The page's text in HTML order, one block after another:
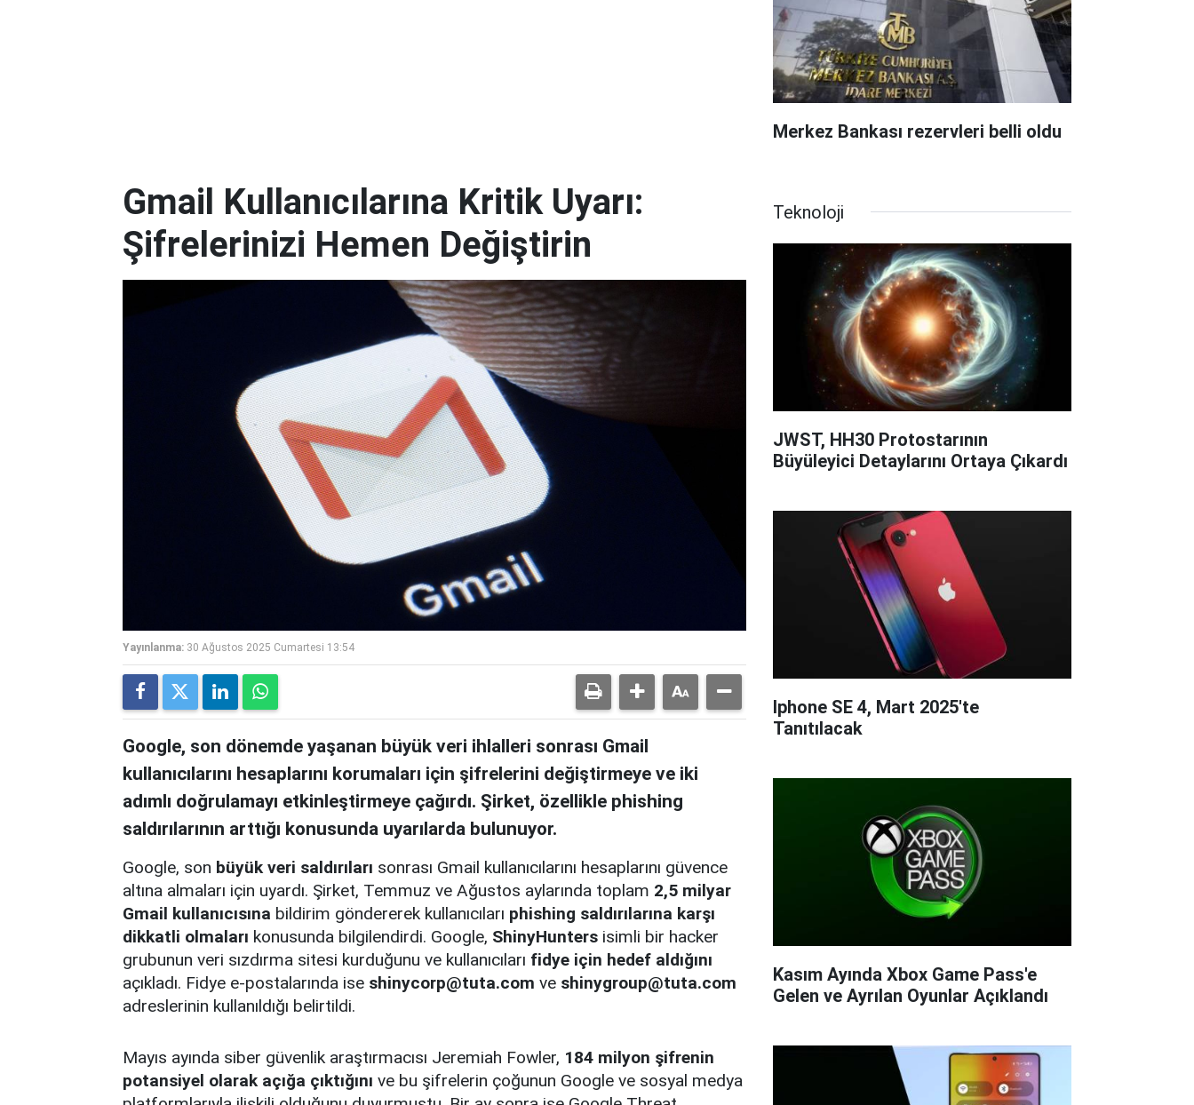
Merkez Bankası rezervleri belli oldu
Gmail Kullanıcılarına Kritik Uyarı:
Şifrelerinizi Hemen Değiştirin
Yayınlanma: 30 Ağustos 2025 Cumartesi 13:54
Google, son dönemde yaşanan büyük veri ihlalleri sonrası Gmail
kullanıcılarını hesaplarını korumaları için şifrelerini değiştirmeye ve iki
adımlı doğrulamayı etkinleştirmeye çağırdı. Şirket, özellikle phishing
saldırılarının arttığı konusunda uyarılarda bulunuyor.
Google, son büyük veri saldırıları sonrası Gmail kullanıcılarını hesaplarını güvence
altına almaları için uyardı. Şirket, Temmuz ve Ağustos aylarında toplam 2,5 milyar
Gmail kullanıcısına bildirim göndererek kullanıcıları phishing saldırılarına karşı
dikkatli olmaları konusunda bilgilendirdi. Google, ShinyHunters isimli bir hacker
grubunun veri sızdırma sitesi kurduğunu ve kullanıcıları fidye için hedef aldığını
açıkladı. Fidye e-postalarında ise shinycorp@tuta.com ve shinygroup@tuta.com
adreslerinin kullanıldığı belirtildi.
Mayıs ayında siber güvenlik araştırmacısı Jeremiah Fowler, 184 milyon şifrenin
potansiyel olarak açığa çıktığını ve bu şifrelerin çoğunun Google ve sosyal medya
Teknoloji
JWST, HH30 Protostarının
Büyüleyici Detaylarını Ortaya Çıkardı
Iphone SE 4, Mart 2025'te
Tanıtılacak
Kasım Ayında Xbox Game Pass'e
Gelen ve Ayrılan Oyunlar Açıklandı